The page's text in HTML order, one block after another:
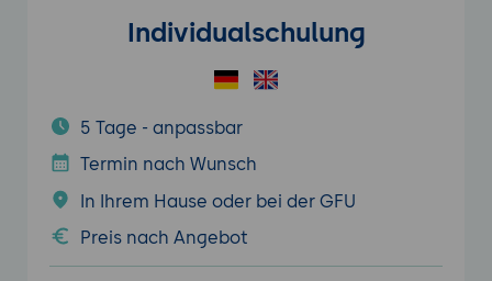
Individualschulung
5 Tage - anpassbar
Termin nach Wunsch
In Ihrem Hause oder bei der GFU
Preis nach Angebot